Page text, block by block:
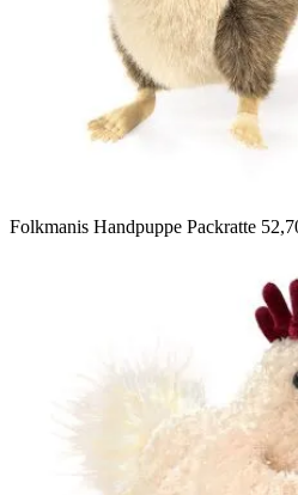
Folkmanis Handpuppe Packratte